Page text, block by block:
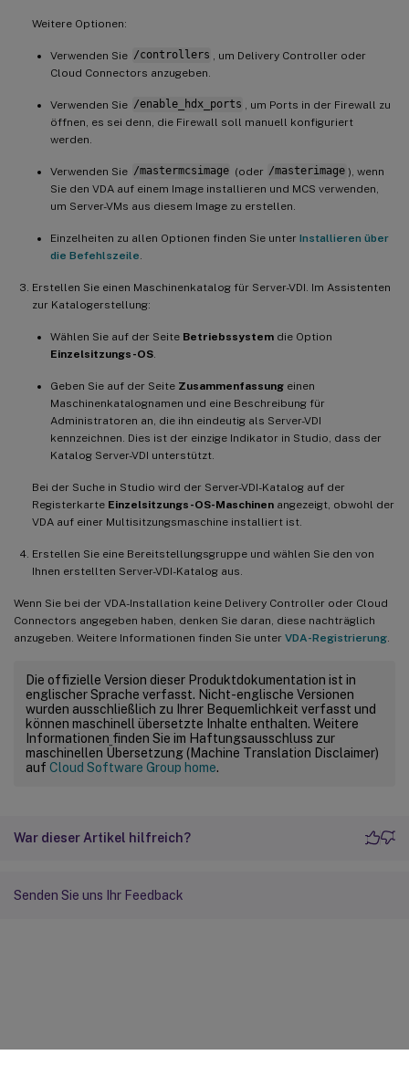
Weitere Optionen:
Verwenden Sie /controllers
, um Delivery Controller oder
Cloud Connectors anzugeben.
Verwenden Sie /enable_hdx_ports
, um Ports in der Firewall zu
öffnen, es sei denn, die Firewall soll manuell konfiguriert
werden.
Verwenden Sie /mastermcsimage (oder /masterimage ), wenn
Sie den VDA auf einem Image installieren und MCS verwenden,
um Server-VMs aus diesem Image zu erstellen.
Einzelheiten zu allen Optionen finden Sie unter Installieren über
die Befehlszeile
Erstellen Sie einen Maschinenkatalog für Server-VDI. Im Assistenten
zur Katalogerstellung:
Wählen Sie auf der Seite Betriebssystem die Option
Einzelsitzungs-OS
Geben Sie auf der Seite Zusammenfassung einen
Maschinenkatalognamen und eine Beschreibung für
Administratoren an, die ihn eindeutig als Server-VDI
kennzeichnen. Dies ist der einzige Indikator in Studio, dass der
Katalog Server-VDI unterstützt.
Bei der Suche in Studio wird der Server-VDI-Katalog auf der
Registerkarte Einzelsitzungs-OS-Maschinen angezeigt, obwohl der
VDA auf einer Multisitzungsmaschine installiert ist.
Erstellen Sie eine Bereitstellungsgruppe und wählen Sie den von
Ihnen erstellten Server-VDI-Katalog aus.
Wenn Sie bei der VDA-Installation keine Delivery Controller oder Cloud
Connectors angegeben haben, denken Sie daran, diese nachträglich
anzugeben. Weitere Informationen finden Sie unter VDA-Registrierung
Die offizielle Version dieser Produktdokumentation ist in
englischer Sprache verfasst. Nicht-englische Versionen
wurden ausschließlich zu Ihrer Bequemlichkeit verfasst und
können maschinell übersetzte Inhalte enthalten. Weitere
Informationen finden Sie im Haftungsausschluss zur
maschinellen Übersetzung (Machine Translation Disclaimer)
auf Cloud Software Group home.
War dieser Artikel hilfreich?
Senden Sie uns Ihr Feedback